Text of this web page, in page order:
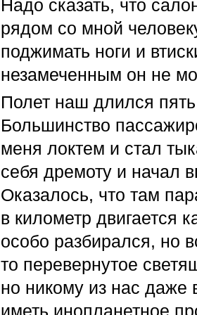
Надо сказать, что
рядом со мной
поджимать ноги и
незамеченным он не
Полет наш длился
Большинство
меня локтем и стал
себя дремоту и начал
Оказалось, что там
в километр двигается
особо разбирался, но
то перевернутое
но никому из нас даже
иметь инопланетное